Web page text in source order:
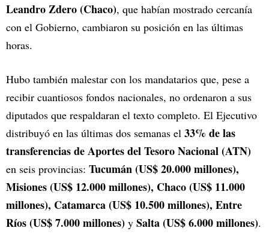
Leandro Zdero (Chaco), que habían mostrado cercanía
con el Gobierno, cambiaron su posición en las últimas
horas.
Hubo también malestar con los mandatarios que, pese a
recibir cuantiosos fondos nacionales, no ordenaron a sus
diputados que respaldaran el texto completo. El Ejecutivo
distribuyó en las últimas dos semanas el 33% de las
transferencias de Aportes del Tesoro Nacional (ATN)
en seis provincias: Tucumán (US$ 20.000 millones),
Misiones (US$ 12.000 millones), Chaco (US$ 11.000
millones), Catamarca (US$ 10.500 millones), Entre
Ríos (US$ 7.000 millones) y Salta (US$ 6.000 millones).